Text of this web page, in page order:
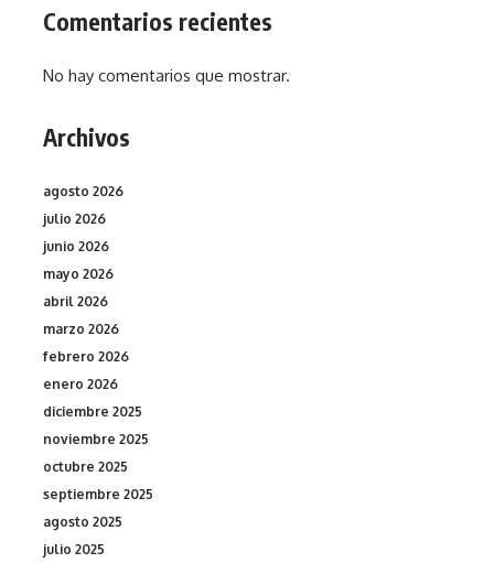
Comentarios recientes
No hay comentarios que mostrar.
Archivos
agosto 2026
julio 2026
junio 2026
mayo 2026
abril 2026
marzo 2026
febrero 2026
enero 2026
diciembre 2025
noviembre 2025
octubre 2025
septiembre 2025
agosto 2025
julio 2025